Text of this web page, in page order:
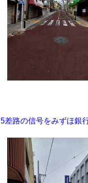
5差路の信号をみずほ銀